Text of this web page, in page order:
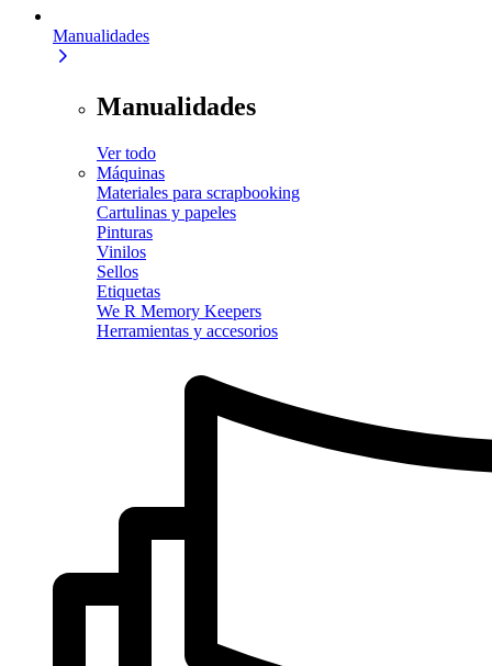
Manualidades
Manualidades
Ver todo
Máquinas
Materiales para scrapbooking
Cartulinas y papeles
Pinturas
Vinilos
Sellos
Etiquetas
We R Memory Keepers
Herramientas y accesorios